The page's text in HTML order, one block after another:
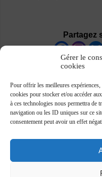
Gérer le
cookies
Pour offrir les meilleures
cookies pour stocker et/ou accéder
à ces technologies nous permettra de
navigation ou les ID uniques sur ce
consentement peut avoir un effet
Partagez